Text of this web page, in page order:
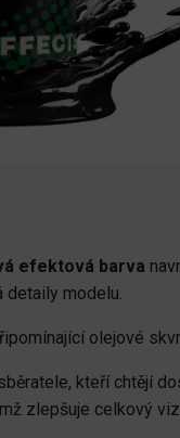
efektová barva
detaily modelu.
olejové
kteří chtějí
zlepšuje celkový